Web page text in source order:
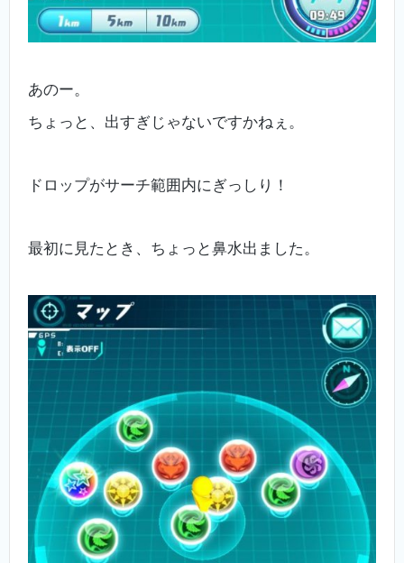
あのー。
ちょっと、出すぎじゃないですかねぇ。
ドロップがサーチ範囲内にぎっしり！
最初に見たとき、ちょっと鼻水出ました。